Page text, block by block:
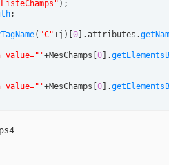
)
( "C"+j ) 0 .attributes.
value="'+MesChamps 0 .
value="'+MesChamps 0 .